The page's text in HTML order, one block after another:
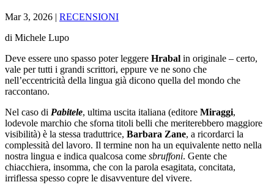
Mar 3, 2026 | RECENSIONI
di Michele Lupo
Deve essere uno spasso poter leggere Hrabal in originale – certo,
vale per tutti i grandi scrittori, eppure ve ne sono che
nell’eccentricità della lingua già dicono quella del mondo che
raccontano.
Nel caso di Pabitele, ultima uscita italiana (editore Miraggi,
lodevole marchio che sforna titoli belli che meriterebbero maggiore
visibilità) è la stessa traduttrice, Barbara Zane, a ricordarci la
complessità del lavoro. Il termine non ha un equivalente netto nella
nostra lingua e indica qualcosa come sbruffoni. Gente che
chiacchiera, insomma, che con la parola esagitata, concitata,
irriflessa spesso copre le disavventure del vivere.